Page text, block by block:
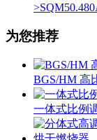
为您推荐
BGS/HM 高
一体式比例